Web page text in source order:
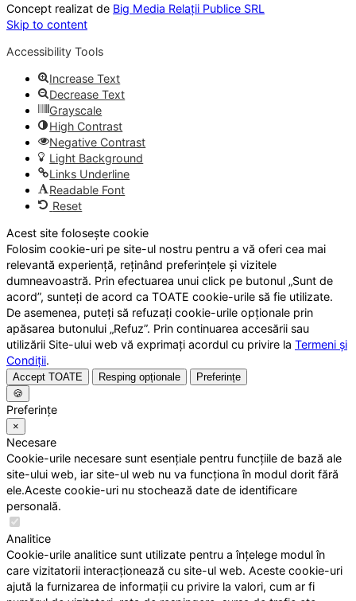
Concept realizat de Big Media Relații Publice SRL
Skip to content
Accessibility Tools
Increase Text
Decrease Text
Grayscale
High Contrast
Negative Contrast
Light Background
Links Underline
Readable Font
Reset
Acest site folosește cookie
Folosim cookie-uri pe site-ul nostru pentru a vă oferi cea mai
relevantă experiență, reținând preferințele și vizitele
dumneavoastră. Prin efectuarea unui click pe butonul „Sunt de
acord”, sunteți de acord ca TOATE cookie-urile să fie utilizate.
De asemenea, puteți să refuzați cookie-urile opționale prin
apăsarea butonului „Refuz”. Prin continuarea accesării sau
utilizării Site-ului web vă exprimați acordul cu privire la Termeni și
Condiții.
Accept TOATE Resping opționale
Preferințe
🍪
Preferințe
×
Necesare
Cookie-urile necesare sunt esențiale pentru funcțiile de bază ale
site-ului web, iar site-ul web nu va funcționa în modul dorit fără
ele.Aceste cookie-uri nu stochează date de identificare
personală.
Analitice
Cookie-urile analitice sunt utilizate pentru a înțelege modul în
care vizitatorii interacționează cu site-ul web. Aceste cookie-uri
ajută la furnizarea de informații cu privire la valori, cum ar fi